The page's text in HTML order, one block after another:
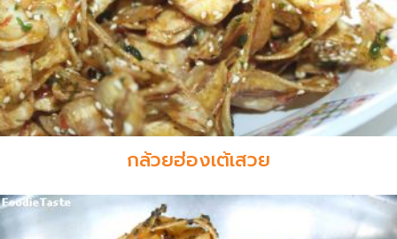
กล้วยฮ่องเต้เสวย